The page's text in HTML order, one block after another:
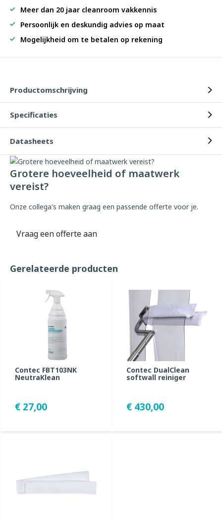
Meer dan 20 jaar cleanroom vakkennis
Persoonlijk en deskundig advies op maat
Mogelijkheid om te betalen op rekening
Productomschrijving
Specificaties
Datasheets
Grotere hoeveelheid of maatwerk
vereist?
Onze collega's maken graag een passende offerte voor je.
Vraag een offerte aan
Gerelateerde producten
Contec FBT103NK
NeutraKlean
€ 27,00
Contec DualClean
softwall reiniger
€ 430,00